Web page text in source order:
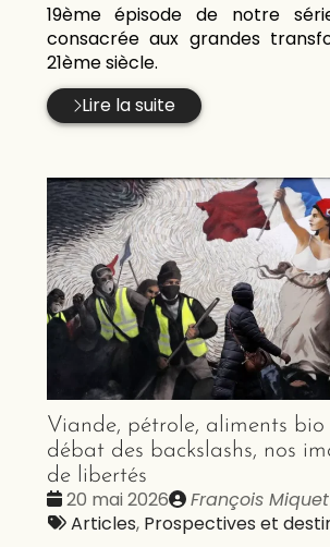
19ème épisode de notre
consacrée aux grandes
21ème siècle.
Lire la suite
Viande, pétrole, aliments bio
débat des backslashs, nos
de libertés
Date
:
20 mai 2026
Publié
par
François
Tags
Articles, Prospectives et